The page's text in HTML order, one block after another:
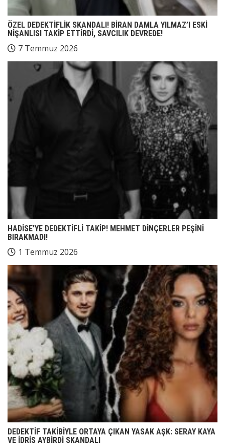
ÖZEL DEDEKTİFLİK SKANDALI! BİRAN DAMLA YILMAZ’I ESKİ
NİŞANLISI TAKİP ETTİRDİ, SAVCILIK DEVREDE!
7 Temmuz 2026
HADİSE’YE DEDEKTİFLİ TAKİP! MEHMET DİNÇERLER PEŞİNİ
BIRAKMADI!
1 Temmuz 2026
DEDEKTİF TAKİBİYLE ORTAYA ÇIKAN YASAK AŞK: SERAY KAYA
VE İDRİS AYBİRDİ SKANDALI